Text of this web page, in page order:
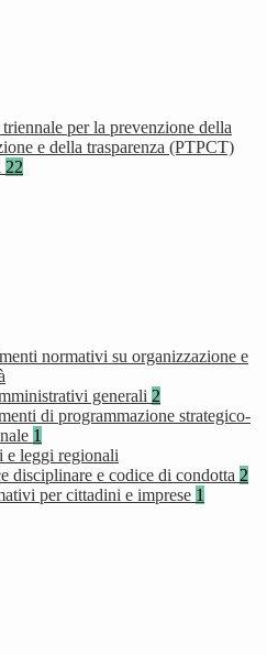
per la prevenzione della
e della trasparenza (PTPCT)
22
normativi su organizzazione e
generali 2
di programmazione strategico-
1
e leggi regionali
disciplinare e codice di condotta 2
per cittadini e imprese 1